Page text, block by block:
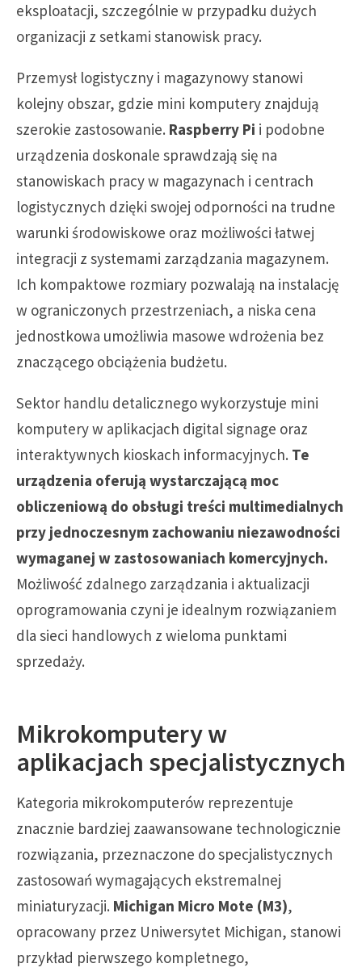
eksploatacji, szczególnie w przypadku dużych
organizacji z setkami stanowisk pracy.
Przemysł logistyczny i magazynowy stanowi
kolejny obszar, gdzie mini komputery znajdują
szerokie zastosowanie. Raspberry Pi i podobne
urządzenia doskonale sprawdzają się na
stanowiskach pracy w magazynach i centrach
logistycznych dzięki swojej odporności na trudne
warunki środowiskowe oraz możliwości łatwej
integracji z systemami zarządzania magazynem.
Ich kompaktowe rozmiary pozwalają na instalację
w ograniczonych przestrzeniach, a niska cena
jednostkowa umożliwia masowe wdrożenia bez
znaczącego obciążenia budżetu.
Sektor handlu detalicznego wykorzystuje mini
komputery w aplikacjach digital signage oraz
interaktywnych kioskach informacyjnych. Te
urządzenia oferują wystarczającą moc
obliczeniową do obsługi treści multimedialnych
przy jednoczesnym zachowaniu niezawodności
wymaganej w zastosowaniach komercyjnych.
Możliwość zdalnego zarządzania i aktualizacji
oprogramowania czyni je idealnym rozwiązaniem
dla sieci handlowych z wieloma punktami
sprzedaży.
Mikrokomputery w
aplikacjach specjalistycznych
Kategoria mikrokomputerów reprezentuje
znacznie bardziej zaawansowane technologicznie
rozwiązania, przeznaczone do specjalistycznych
zastosowań wymagających ekstremalnej
miniaturyzacji. Michigan Micro Mote (M3),
opracowany przez Uniwersytet Michigan, stanowi
przykład pierwszego kompletnego,